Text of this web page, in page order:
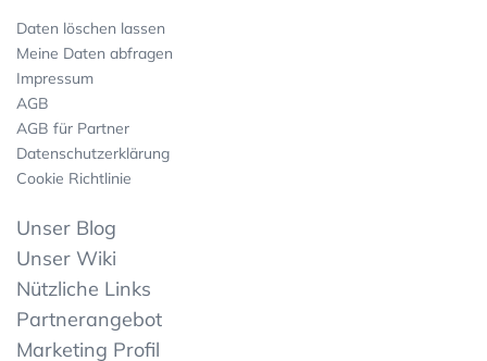
Daten löschen lassen
Meine Daten abfragen
Impressum
AGB
AGB für Partner
Datenschutzerklärung
Cookie Richtlinie
Unser Blog
Unser Wiki
Nützliche Links
Partnerangebot
Marketing Profil